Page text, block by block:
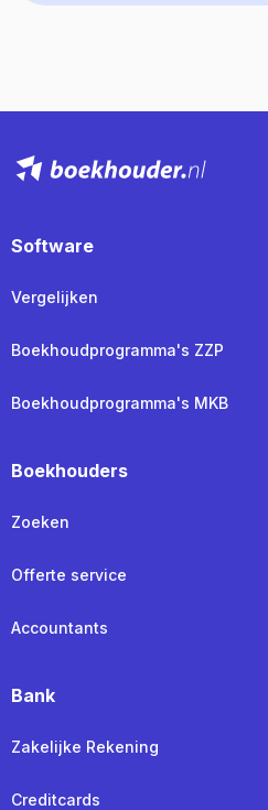
Software
Vergelijken
Boekhoudprogramma's ZZP
Boekhoudprogramma's MKB
Boekhouders
Zoeken
Offerte service
Accountants
Bank
Zakelijke Rekening
Creditcards